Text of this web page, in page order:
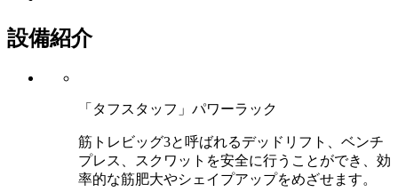
設備紹介
「タフスタッフ」パワーラック
筋トレビッグ3と呼ばれるデッドリフト、ベンチ
プレス、スクワットを安全に行うことができ、効
率的な筋肥大やシェイプアップをめざせます。